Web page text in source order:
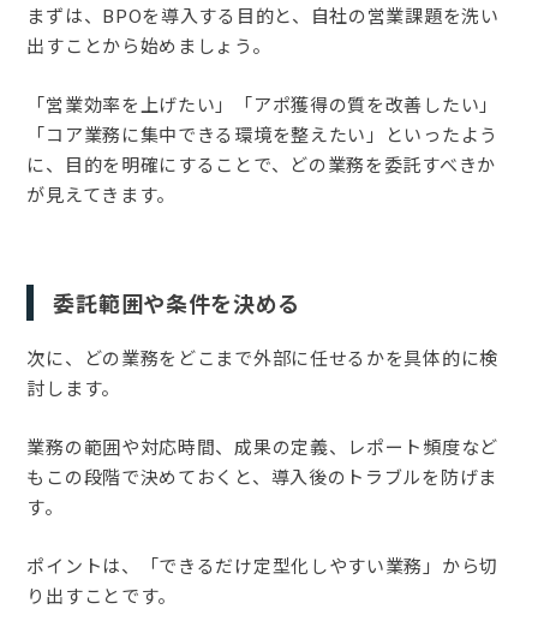
まずは、BPOを導入する目的と、自社の営業課題を洗い
出すことから始めましょう。
「営業効率を上げたい」「アポ獲得の質を改善したい」
「コア業務に集中できる環境を整えたい」といったよう
に、目的を明確にすることで、どの業務を委託すべきか
が見えてきます。
委託範囲や条件を決める
次に、どの業務をどこまで外部に任せるかを具体的に検
討します。
業務の範囲や対応時間、成果の定義、レポート頻度など
もこの段階で決めておくと、導入後のトラブルを防げま
す。
ポイントは、「できるだけ定型化しやすい業務」から切
り出すことです。